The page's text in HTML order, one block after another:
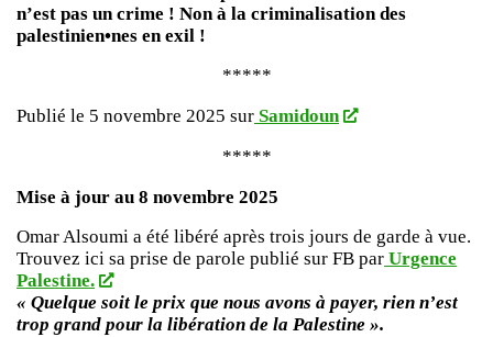
n’est pas un crime ! Non à la criminalisation des
palestinien•nes en exil !
*****
Publié le 5 novembre 2025 sur Samidoun
*****
Mise à jour au 8 novembre 2025
Omar Alsoumi a été libéré après trois jours de garde à vue.
Trouvez ici sa prise de parole publié sur FB par Urgence
Palestine.
« Quelque soit le prix que nous avons à payer, rien n’est
trop grand pour la libération de la Palestine ».